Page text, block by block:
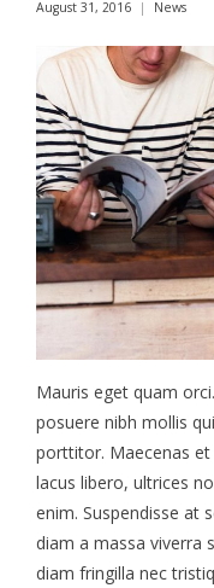
August 31, 2016 News
Mauris eget quam
posuere nibh mollis
porttitor. Maecenas et
lacus libero, ultrices
enim. Suspendisse at
diam a massa viverra
diam fringilla nec